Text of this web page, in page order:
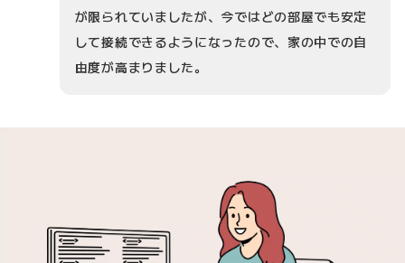
が限られていましたが、今ではどの部屋でも安定
して接続できるようになったので、家の中での自
由度が高まりました。